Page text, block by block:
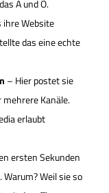
A und O.
Website
das eine echte
– Hier postet sie
Kanäle.
erlaubt
ersten Sekunden
Weil sie so